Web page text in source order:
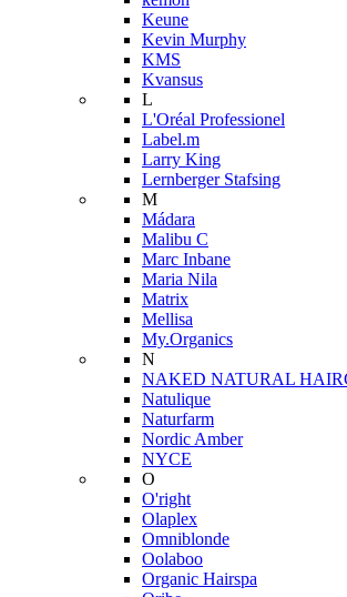
Keune
Kevin Murphy
KMS
Kvansus
L
L'Oréal Professionel
Label.m
Larry King
Lernberger Stafsing
M
Mádara
Malibu C
Marc Inbane
Maria Nila
Matrix
Mellisa
My.Organics
N
NAKED NATURAL
Natulique
Naturfarm
Nordic Amber
NYCE
O
O'right
Olaplex
Omniblonde
Oolaboo
Organic Hairspa